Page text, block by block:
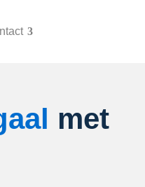
met